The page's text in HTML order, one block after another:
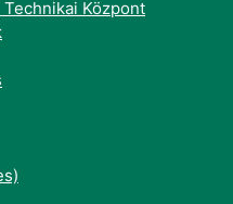
Központ